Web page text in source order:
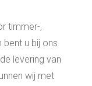
timmer-,
u bij ons
levering van
wij met